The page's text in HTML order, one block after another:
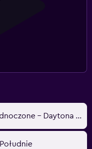
Daytona Beach, FL, Stany Zjednoczone - Daytona Beach (DAB)
Południe